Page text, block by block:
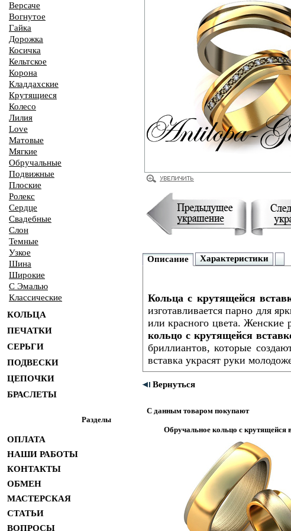
Версаче
Вогнутое
Гайка
Дорожка
Косичка
Кельтское
Корона
Кладдахские
Крутящиеся
Колесо
Лилия
Love
Матовые
Мягкие
Обручальные
Подвижные
Плоские
Ролекс
Сердце
Свадебные
Слон
Темные
Узкое
Шина
Широкие
С Эмалью
Классические
КОЛЬЦА
ПЕЧАТКИ
СЕРЬГИ
ПОДВЕСКИ
ЦЕПОЧКИ
БРАСЛЕТЫ
Разделы
ОПЛАТА
НАШИ РАБОТЫ
КОНТАКТЫ
ОБМЕН
МАСТЕРСКАЯ
СТАТЬИ
ВОПРОСЫ
Описание Характеристики
Кольца с крутящейся
изготавливается парно для
или красного цвета. Женские
кольцо с крутящейся
бриллиантов, которые
вставка украсят руки
Вернуться
С данным товаром покупают
Обручальное кольцо с крутящейся